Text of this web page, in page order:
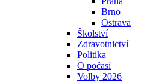
Brno
Ostrava
Školství
Zdravotnictví
Politika
O počasí
Volby 2026